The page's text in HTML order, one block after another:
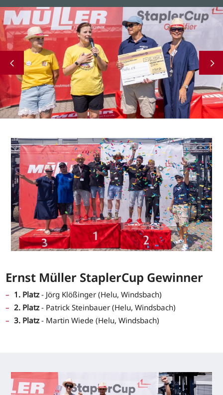
Ernst Müller StaplerCup Gewinner
1. Platz- Jörg Klößinger (Helu, Windsbach)
2. Platz- Patrick Steinbauer (Helu, Windsbach)
3. Platz- Martin Wiede (Helu, Windsbach)